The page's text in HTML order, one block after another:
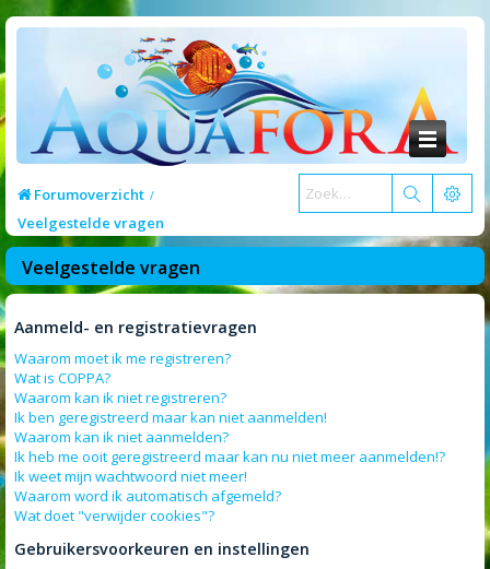
Forumoverzicht
Veelgestelde vragen
Veelgestelde vragen
Aanmeld- en registratievragen
Waarom moet ik me registreren?
Wat is COPPA?
Waarom kan ik niet registreren?
Ik ben geregistreerd maar kan niet aanmelden!
Waarom kan ik niet aanmelden?
Ik heb me ooit geregistreerd maar kan nu niet meer aanmelden!?
Ik weet mijn wachtwoord niet meer!
Waarom word ik automatisch afgemeld?
Wat doet "verwijder cookies"?
Gebruikersvoorkeuren en instellingen